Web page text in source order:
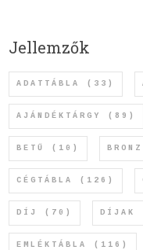
Jellemzők
ADATTÁBLA (33)
AJÁNDÉKTÁRGY (89)
BETŰ (10) BRONZ
CÉGTÁBLA (126)
DÍJ (70) DÍJAK
EMLÉKTÁBLA (116)